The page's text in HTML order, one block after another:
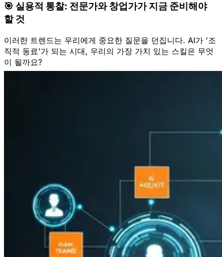
🎯 실용적 통찰: 전문가와 창업가가 지금 준비해야
할 것
이러한 트렌드는 우리에게 중요한 질문을 던집니다. AI가 '조
직적 동료'가 되는 시대, 우리의 가장 가치 있는 스킬은 무엇
이 될까요?